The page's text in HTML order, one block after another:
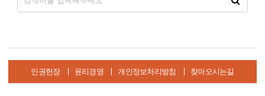
인권헌장 윤리경영 개인정보처리방침 찾아오시는길